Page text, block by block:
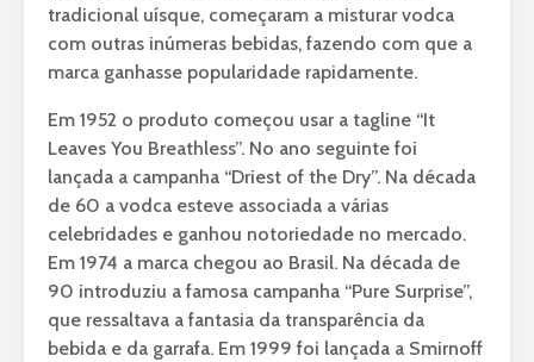
tradicional uísque, começaram a misturar vodca
com outras inúmeras bebidas, fazendo com que a
marca ganhasse popularidade rapidamente.
Em 1952 o produto começou usar a tagline “It
Leaves You Breathless”. No ano seguinte foi
lançada a campanha “Driest of the Dry”. Na década
de 60 a vodca esteve associada a várias
celebridades e ganhou notoriedade no mercado.
Em 1974 a marca chegou ao Brasil. Na década de
90 introduziu a famosa campanha “Pure Surprise”,
que ressaltava a fantasia da transparência da
bebida e da garrafa. Em 1999 foi lançada a Smirnoff